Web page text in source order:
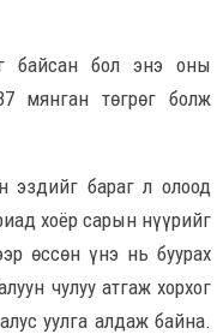
байсан бол энэ оны
мянган төгрөг болж
эздийг бараг л олоод
хоёр сарын нүүрийг
өссөн үнэ нь буурах
чулуу атгаж хорхог
уулга алдаж байна.